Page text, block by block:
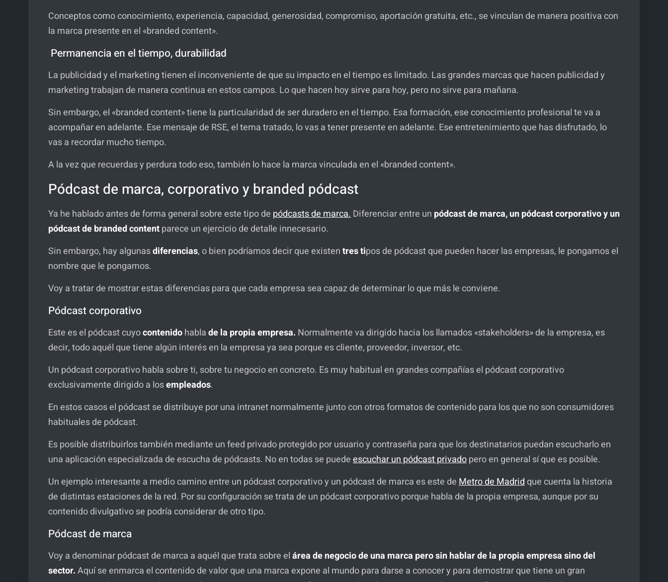
Conceptos como conocimiento, experiencia, capacidad, generosidad, compromiso, aportación gratuita, etc., se vinculan de manera positiva con
la marca presente en el «branded content».
Permanencia en el tiempo, durabilidad
La publicidad y el marketing tienen el inconveniente de que su impacto en el tiempo es limitado. Las grandes marcas que hacen publicidad y
marketing trabajan de manera continua en estos campos. Lo que hacen hoy sirve para hoy, pero no sirve para mañana.
Sin embargo, el «branded content» tiene la particularidad de ser duradero en el tiempo. Esa formación, ese conocimiento profesional te va a
acompañar en adelante. Ese mensaje de RSE, el tema tratado, lo vas a tener presente en adelante. Ese entretenimiento que has disfrutado, lo
vas a recordar mucho tiempo.
A la vez que recuerdas y perdura todo eso, también lo hace la marca vinculada en el «branded content».
Pódcast de marca, corporativo y branded pódcast
Ya he hablado antes de forma general sobre este tipo de pódcasts de marca.Diferenciar entre un pódcast de marca, un pódcast corporativo y un
pódcast de branded contentparece un ejercicio de detalle innecesario.
Sin embargo, hay algunasdiferencias, o bien podríamos decir que existentres tipos de pódcast que pueden hacer las empresas, le pongamos el
nombre que le pongamos.
Voy a tratar de mostrar estas diferencias para que cada empresa sea capaz de determinar lo que más le conviene.
Pódcast corporativo
Este es el pódcast cuyocontenidohablade la propia empresa. Normalmente va dirigido hacia los llamados «stakeholders» de la empresa, es
decir, todo aquél que tiene algún interés en la empresa ya sea porque es cliente, proveedor, inversor, etc.
Un pódcast corporativo habla sobre ti, sobre tu negocio en concreto. Es muy habitual en grandes compañías el pódcast corporativo
exclusivamente dirigido a losempleados.
En estos casos el pódcast se distribuye por una intranet normalmente junto con otros formatos de contenido para los que no son consumidores
habituales de pódcast.
Es posible distribuirlos también mediante un feed privado protegido por usuario y contraseña para que los destinatarios puedan escucharlo en
una aplicación especializada de escucha de pódcasts. No en todas se puedeescuchar un pódcast privadopero en general sí que es posible.
Un ejemplo interesante a medio camino entre un pódcast corporativo y un pódcast de marca es este deMetro de Madridque cuenta la historia
de distintas estaciones de la red. Por su configuración se trata de un pódcast corporativo porque habla de la propia empresa, aunque por su
contenido divulgativo se podría considerar de otro tipo.
Pódcast de marca
Voy a denominar pódcast de marca a aquél que trata sobre elárea de negocio de una marca pero sin hablar de la propia empresa sino del
sector.Aquí se enmarca el contenido de valor que una marca expone al mundo para darse a conocer y para demostrar que tiene un gran